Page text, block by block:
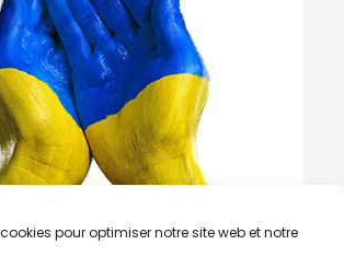
pour optimiser notre site web et notre